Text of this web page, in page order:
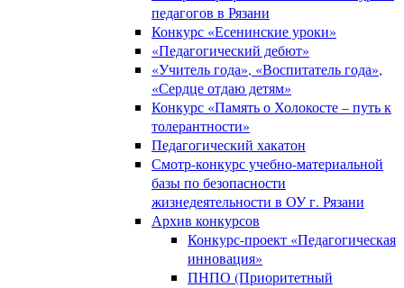
педагогов в Рязани
Конкурс «Есенинские уроки»
«Педагогический дебют»
«Учитель года», «Воспитатель года»,
«Сердце отдаю детям»
Конкурс «Память о Холокосте – путь к
толерантности»
Педагогический хакатон
Смотр-конкурс учебно-материальной
базы по безопасности
жизнедеятельности в ОУ г. Рязани
Архив конкурсов
Конкурс-проект «Педагогическая
инновация»
ПНПО (Приоритетный